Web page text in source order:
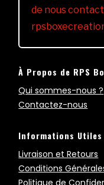
de nous
À Propos de RPS
Qui sommes-nous ?
Contactez-nous
Informations Utiles
Livraison et Retours
Conditions
Politique de